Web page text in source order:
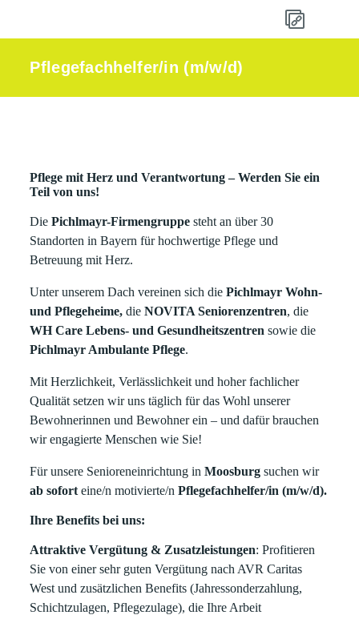
Pflegefachhelfer/in (m/w/d)
Pflege mit Herz und Verantwortung – Werden Sie ein
Teil von uns!
DiePichlmayr-Firmengruppe steht an über 30
Standorten in Bayern für hochwertige Pflege und
Betreuung mit Herz.
Unter unserem Dach vereinen sich diePichlmayr Wohn-
und Pflegeheime,dieNOVITA Seniorenzentren, die
WH Care Lebens- und Gesundheitszentren sowie die
Pichlmayr Ambulante Pflege.
Mit Herzlichkeit, Verlässlichkeit und hoher fachlicher
Qualität setzen wir uns täglich für das Wohl unserer
Bewohnerinnen und Bewohner ein – und dafür brauchen
wir engagierte Menschen wie Sie!
Für unsere Senioreneinrichtung inMoosburgsuchen wir
ab soforteine/n motivierte/nPflegefachhelfer/in (m/w/d).
Ihre Benefits bei uns:
Attraktive Vergütung & Zusatzleistungen: Profitieren
Sie von einer sehr guten Vergütung nach AVR Caritas
West und zusätzlichen Benefits (Jahressonderzahlung,
Schichtzulagen, Pflegezulage), die Ihre Arbeit